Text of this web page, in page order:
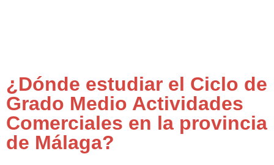
¿Dónde estudiar el Ciclo de
Grado Medio Actividades
Comerciales en la provincia
de Málaga?